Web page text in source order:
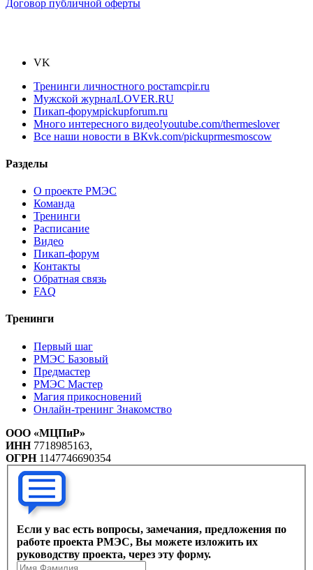
Договор публичной оферты
VK
Тренинги личностного ростаmcpir.ru
Мужской журналLOVER.RU
Пикап-форумpickupforum.ru
Много интересного видео!youtube.com/thermeslover
Все наши новости в ВКvk.com/pickuprmesmoscow
Разделы
О проекте РМЭС
Команда
Тренинги
Расписание
Видео
Пикап-форум
Контакты
Обратная связь
FAQ
Тренинги
Первый шаг
РМЭС Базовый
Предмастер
РМЭС Мастер
Магия прикосновений
Онлайн-тренинг Знакомство
ООО «МЦПиР»
ИНН7718985163,
ОГРН1147746690354
Если у вас есть вопросы, замечания, предложения по
работе проекта РМЭС, Вы можете изложить их
руководству проекта, через эту форму.